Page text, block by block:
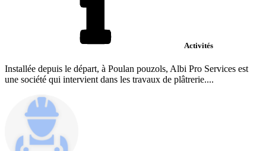
Activités
Installée depuis le départ, à Poulan pouzols, Albi Pro Services est
une société qui intervient dans les travaux de plâtrerie....